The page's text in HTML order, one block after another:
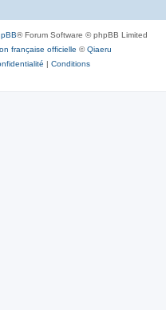
® Forum Software © phpBB Limited
française officielle ©Qiaeru
| Conditions